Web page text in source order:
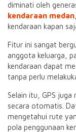
diminati oleh
kendaraan medan
kendaraan kapan
Fitur ini sangat
anggota keluarga,
kendaraan dapat
tanpa perlu
Selain itu, GPS
secara otomatis.
mengetahui rute
pola penggunaan